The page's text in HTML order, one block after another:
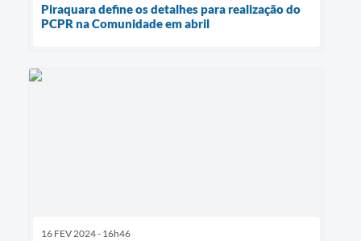
Piraquara define os detalhes para realização do
PCPR na Comunidade em abril
16 FEV 2024 - 16h46